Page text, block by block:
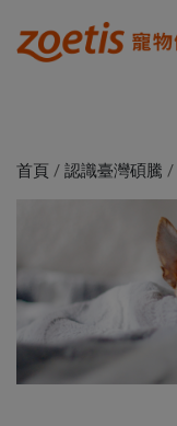
首頁 / 認識臺灣碩騰 /